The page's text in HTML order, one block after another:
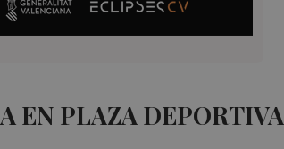
EN PLAZA DEPORTIVA